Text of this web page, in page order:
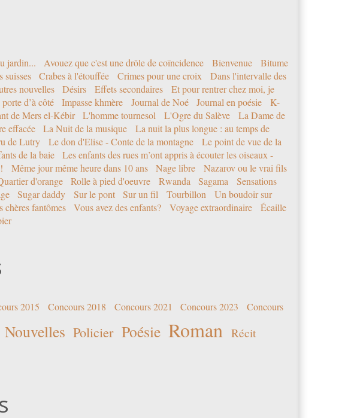
jardin... Avouez que c'est une drôle de coïncidence Bienvenue
Bitume
suisses Crabes à l'étouffée Crimes pour une croix
Dans l'intervalle des
nouvelles Désirs Effets secondaires
Et pour rentrer chez moi, je
d’à côté Impasse khmère Journal de Noé Journal en poésie
K-
de Mers el-Kébir L'homme tournesol L'Ogre du Salève
La Dame de
effacée La Nuit de la musique
La nuit la plus longue : au temps de
de Lutry Le don d'Elise - Conte de la montagne
Le point de vue de la
de la baie
Les enfants des rues m’ont appris à écouter les oiseaux -
Même jour même heure dans 10 ans Nage libre
Nazarov ou le vrai fils
d'orange Rolle à pied d'oeuvre Rwanda Sagama
Sensations
Sugar daddy Sur le pont Sur un fil Tourbillon
Un boudoir sur
chères fantômes Vous avez des enfants? Voyage extraordinaire
Écaille
2015 Concours 2018 Concours 2021 Concours 2023 Concours
Nouvelles Policier Poésie Roman Récit